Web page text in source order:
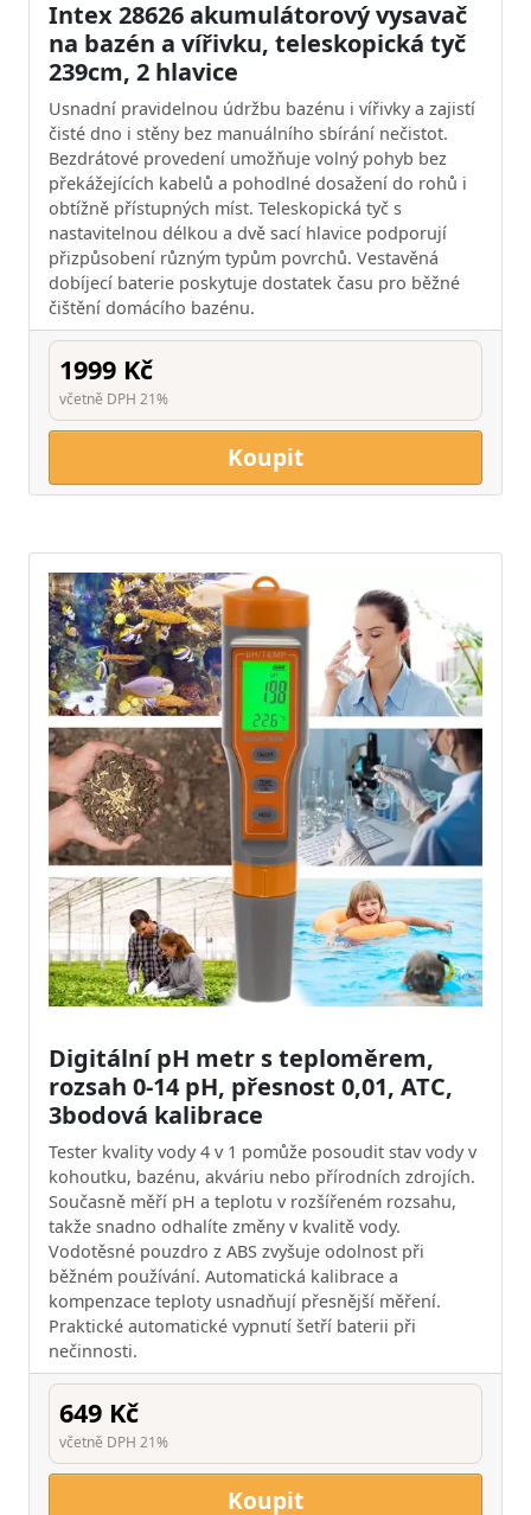
Intex 28626 akumulátorový vysavač
na bazén a vířivku, teleskopická tyč
239cm, 2 hlavice
Usnadní pravidelnou údržbu bazénu i vířivky a zajistí
čisté dno i stěny bez manuálního sbírání nečistot.
Bezdrátové provedení umožňuje volný pohyb bez
překážejících kabelů a pohodlné dosažení do rohů i
obtížně přístupných míst. Teleskopická tyč s
nastavitelnou délkou a dvě sací hlavice podporují
přizpůsobení různým typům povrchů. Vestavěná
dobíjecí baterie poskytuje dostatek času pro běžné
čištění domácího bazénu.
1999 Kč
včetně DPH 21%
Koupit
Digitální pH metr s teploměrem,
rozsah 0-14 pH, přesnost 0,01, ATC,
3bodová kalibrace
Tester kvality vody 4 v 1 pomůže posoudit stav vody v
kohoutku, bazénu, akváriu nebo přírodních zdrojích.
Současně měří pH a teplotu v rozšířeném rozsahu,
takže snadno odhalíte změny v kvalitě vody.
Vodotěsné pouzdro z ABS zvyšuje odolnost při
běžném používání. Automatická kalibrace a
kompenzace teploty usnadňují přesnější měření.
Praktické automatické vypnutí šetří baterii při
nečinnosti.
649 Kč
včetně DPH 21%
Koupit